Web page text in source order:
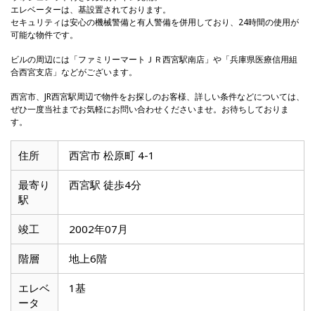
エレベーターは、基設置されております。
セキュリティは安心の機械警備と有人警備を併用しており、24時間の使用が
可能な物件です。
ビルの周辺には「ファミリーマートＪＲ西宮駅南店」や「兵庫県医療信用組
合西宮支店」などがございます。
西宮市、JR西宮駅周辺で物件をお探しのお客様、詳しい条件などについては、
ぜひ一度当社までお気軽にお問い合わせくださいませ。お待ちしておりま
す。
住所 西宮市 松原町 4-1
最寄り
駅
西宮駅 徒歩4分
竣工 2002年07月
階層 地上6階
エレベ
ータ
1基